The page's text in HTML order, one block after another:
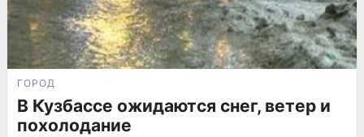
ГОРОД
В Кузбассе ожидаются снег, ветер и
похолодание